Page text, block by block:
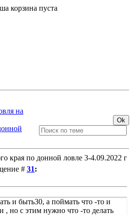
корзина пуста
на
края по донной ловле 3-4.09.2022 г
# 31:
и быть30, а поймать что -то и
, но с этим нужно что -то делать